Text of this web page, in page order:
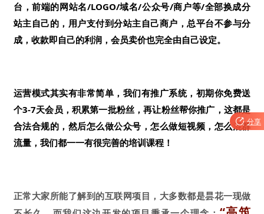
台，前端的网站名/LOGO/域名/公众号/商户等/全部换成分
站主自己的，用户支付到分站主自己商户，总平台不参与分
成，收款即自己的利润，会员卖价也完全由自己设定。
运营模式其实有非常简单，我们有推广系统，初期你免费送
个3-7天会员，积累第一批粉丝，再让粉丝帮你推广，这都是
合法合规的，然后怎么做公众号，怎么做短视频，怎么混群
流量，我们都一一有很完善的培训课程！
正常大家所能了解到的互联网项目，大多数都是昙花一现做
 分享